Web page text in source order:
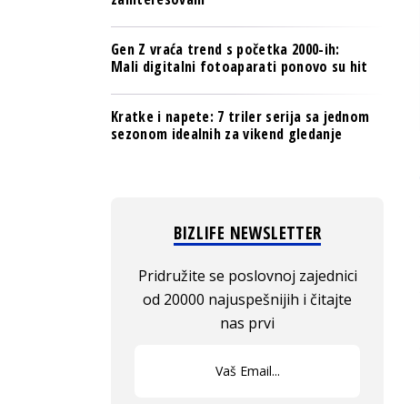
Gen Z vraća trend s početka 2000-ih:
Mali digitalni fotoaparati ponovo su hit
Kratke i napete: 7 triler serija sa jednom
sezonom idealnih za vikend gledanje
BIZLIFE NEWSLETTER
Pridružite se poslovnoj zajednici
od 20000 najuspešnijih i čitajte
nas prvi